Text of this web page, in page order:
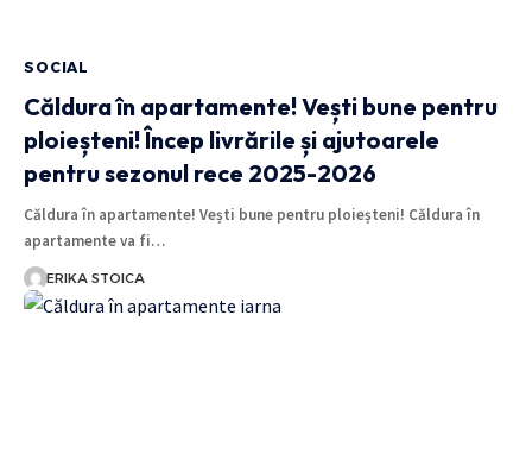
SOCIAL
Căldura în apartamente! Vești bune pentru
ploieșteni! Încep livrările și ajutoarele
pentru sezonul rece 2025-2026
Căldura în apartamente! Vești bune pentru ploieșteni! Căldura în
apartamente va fi…
ERIKA STOICA